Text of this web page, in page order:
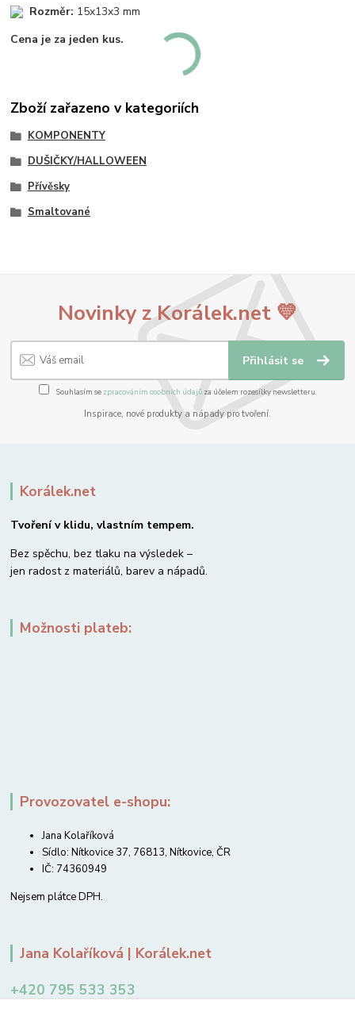
Rozměr: 15x13x3 mm
Cena je za jeden kus.
Zboží zařazeno v kategoriích
KOMPONENTY
DUŠIČKY/HALLOWEEN
Přívěsky
Smaltované
Novinky z Korálek.net 💛
Přihlásit se
Souhlasím se zpracováním osobních údajůza účelem rozesílky newsletteru.
Inspirace, nové produkty a nápady pro tvoření.
Korálek.net
Tvoření v klidu, vlastním tempem.
Bez spěchu, bez tlaku na výsledek –
jen radost z materiálů, barev a nápadů.
Možnosti plateb:
Provozovatel e-shopu:
Jana Kolaříková
Sídlo: Nítkovice 37, 76813, Nítkovice, ČR
IČ: 74360949
Nejsem plátce DPH.
Jana Kolaříková | Korálek.net
+420 795 533 353